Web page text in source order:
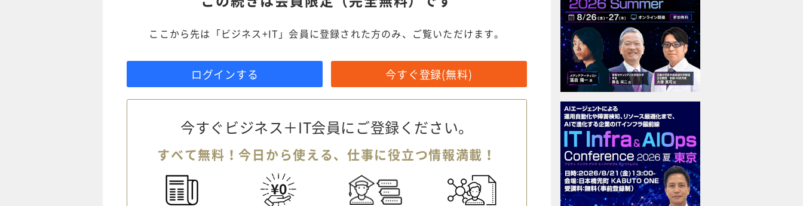
ここから先は「ビジネス+IT」会員に登録された方のみ、ご覧いただけます。
ログインする 今すぐ登録(無料)
今すぐビジネス＋IT会員にご登録ください。
すべて無料！今日から使える、仕事に役立つ情報満載！